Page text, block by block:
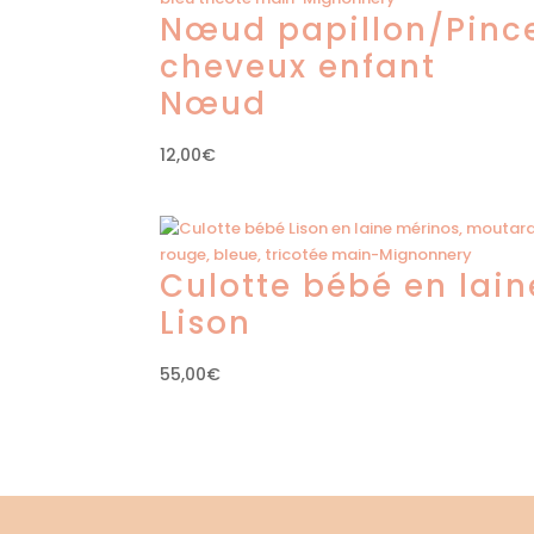
Nœud papillon/
cheveux enfant
Nœud
12,00€
Culotte bébé en
Lison
55,00€